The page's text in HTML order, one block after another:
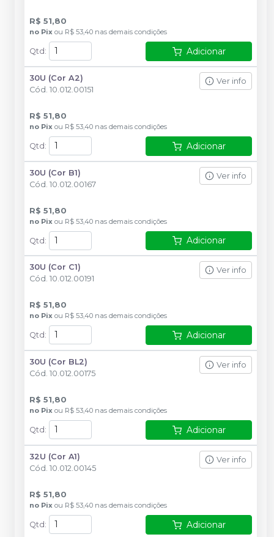
R$ 51,80
no Pix ou R$ 53,40 nas demais condições
Qtd : Adicionar
30U (Cor A2)
Cód. 10.012.00151
Ver info
R$ 51,80
no Pix ou R$ 53,40 nas demais condições
Qtd : Adicionar
30U (Cor B1)
Cód. 10.012.00167
Ver info
R$ 51,80
no Pix ou R$ 53,40 nas demais condições
Qtd: Adicionar
30U (Cor C1)
Cód. 10.012.00191
Ver info
R$ 51,80
no Pix ou R$ 53,40 nas demais condições
Qtd : Adicionar
30U (Cor BL2)
Cód. 10.012.00175
Ver info
R$ 51,80
no Pix ou R$ 53,40 nas demais condições
Qtd : Adicionar
32U (Cor A1)
Cód. 10.012.00145
Ver info
R$ 51,80
no Pix ou R$ 53,40 nas demais condições
Qtd : Adicionar